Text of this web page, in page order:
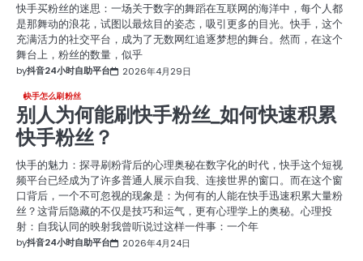
快手买粉丝的迷思：一场关于数字的舞蹈在互联网的海洋中，每个人都
是那舞动的浪花，试图以最炫目的姿态，吸引更多的目光。快手，这个
充满活力的社交平台，成为了无数网红追逐梦想的舞台。然而，在这个
舞台上，粉丝的数量，似乎
by抖音24小时自助平台 2026年4月29日
快手怎么刷粉丝
别人为何能刷快手粉丝_如何快速积累
快手粉丝？
快手的魅力：探寻刷粉背后的心理奥秘在数字化的时代，快手这个短视
频平台已经成为了许多普通人展示自我、连接世界的窗口。而在这个窗
口背后，一个不可忽视的现象是：为何有的人能在快手迅速积累大量粉
丝？这背后隐藏的不仅是技巧和运气，更有心理学上的奥秘。心理投
射：自我认同的映射我曾听说过这样一件事：一个年
by抖音24小时自助平台 2026年4月24日